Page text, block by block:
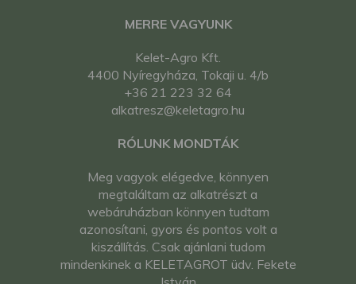
MERRE VAGYUNK
Kelet-Agro Kft.
4400 Nyíregyháza, Tokaji u. 4/b
+36 21 223 32 64
alkatresz@keletagro.hu
RÓLUNK MONDTÁK
Meg vagyok elégedve, könnyen
megtaláltam az alkatrészt a
webáruházban könnyen tudtam
azonosítani, gyors és pontos volt a
kiszállítás. Csak ajánlani tudom
mindenkinek a KELETAGROT üdv. Fekete